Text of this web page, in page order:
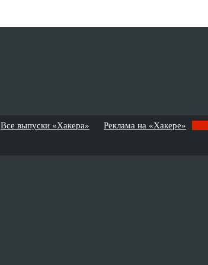
Все выпуски «Хакера» Реклама на «Хакере»